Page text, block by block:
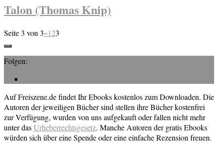
Talon (Thomas Knip)
Seite 3 von 3«123
Folgen:
Auf Freiszene.de findet Ihr Ebooks kostenlos zum Downloaden. Die
Autoren der jeweiligen Bücher sind stellen ihre Bücher kostenfrei
zur Verfügung, wurden von uns aufgekauft oder fallen nicht mehr
unter dasUrheberrechtsgesetz. Manche Autoren der gratis Ebooks
würden sich über eine Spende oder eine einfache Rezension freuen.